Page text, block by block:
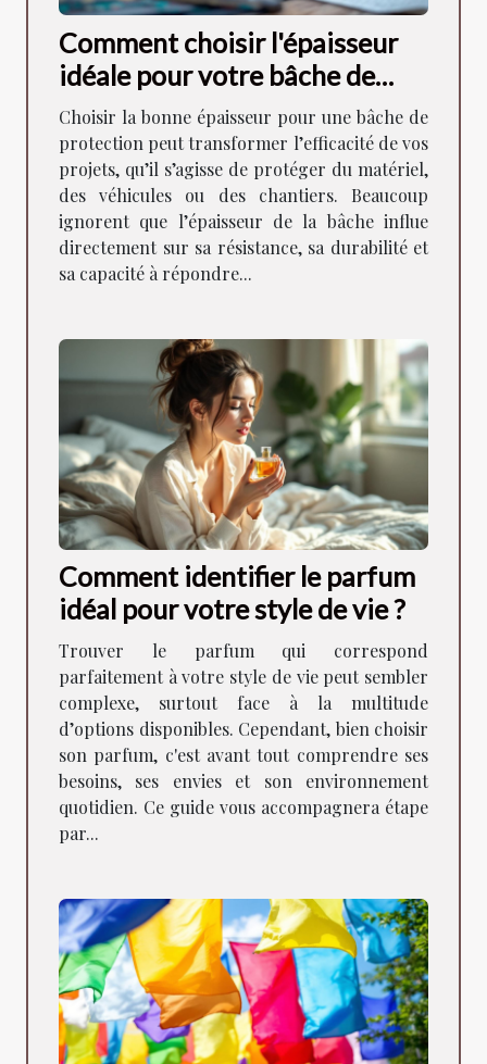
Comment choisir l'épaisseur
idéale pour votre bâche de
protection ?
Choisir la bonne épaisseur pour une bâche de
protection peut transformer l’efficacité de vos
projets, qu’il s’agisse de protéger du matériel,
des véhicules ou des chantiers. Beaucoup
ignorent que l’épaisseur de la bâche influe
directement sur sa résistance, sa durabilité et
sa capacité à répondre...
Comment identifier le parfum
idéal pour votre style de vie ?
Trouver le parfum qui correspond
parfaitement à votre style de vie peut sembler
complexe, surtout face à la multitude
d’options disponibles. Cependant, bien choisir
son parfum, c'est avant tout comprendre ses
besoins, ses envies et son environnement
quotidien. Ce guide vous accompagnera étape
par...